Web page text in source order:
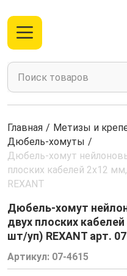
Главная / Метизы и
Дюбель-хомуты /
Дюбель-хомут
плоских кабелей 2х12
REXANT
Дюбель-хомут
двух плоских
шт/уп) REXANT арт.
Артикул: 07-4615